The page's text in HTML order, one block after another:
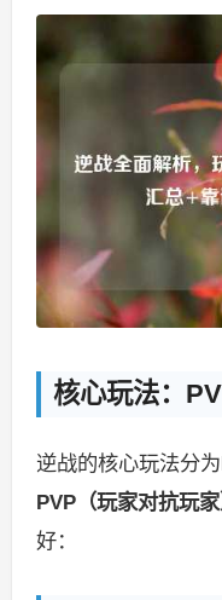
核心玩法：
逆战的核心玩法分为
PVP（玩家对抗玩家
好：